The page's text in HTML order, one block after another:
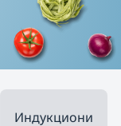
Индукциони